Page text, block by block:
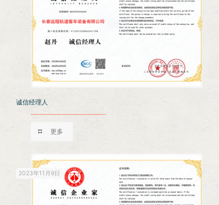
诚信经理人
更多
2023年11月9日